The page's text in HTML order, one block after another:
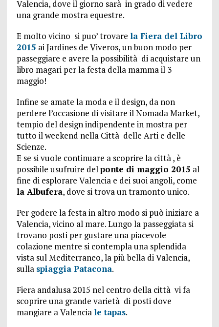
Valencia, dove il giorno sarà in grado di vedere
una grande mostra equestre.
E molto vicino si puo’ trovare la Fiera del Libro
2015 ai Jardines de Viveros, un buon modo per
passeggiare e avere la possibilità di acquistare un
libro magari per la festa della mamma il 3
maggio!
Infine se amate la moda e il design, da non
perdere l’occasione di visitare il Nomada Market,
tempio del design indipendente in mostra per
tutto il weekend nella Città delle Arti e delle
Scienze.
E se si vuole continuare a scoprire la città , è
possibile usufruire delponte di maggio 2015 al
fine di esplorare Valencia e dei suoi angoli, come
la Albufera, dove si trova un tramonto unico.
Per godere la festa in altro modo si può iniziare a
Valencia, vicino al mare. Lungo la passeggiata si
trovano posti per gustare una piacevole
colazione mentre si contempla una splendida
vista sul Mediterraneo, la più bella di Valencia,
sulla spiaggia Patacona.
Fiera andalusa 2015 nel centro della città vi fa
scoprire una grande varietà di posti dove
mangiare a Valenciale tapas.